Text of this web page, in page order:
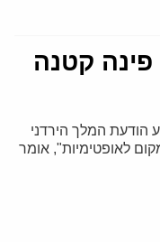
קטנה
הודעת המלך הירדני
לאופטימיות", אומר